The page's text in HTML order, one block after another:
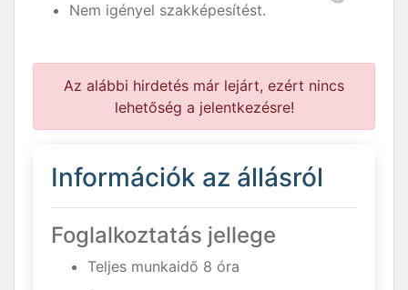
Nem igényel szakképesítést.
Az alábbi hirdetés már lejárt, ezért nincs
lehetőség a jelentkezésre!
Információk az állásról
Foglalkoztatás jellege
Teljes munkaidő 8 óra